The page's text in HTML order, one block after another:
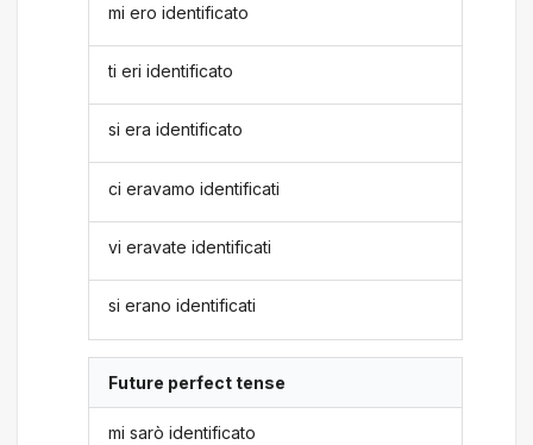
mi ero identificato
ti eri identificato
si era identificato
ci eravamo identificati
vi eravate identificati
si erano identificati
Future perfect tense
mi sarò identificato